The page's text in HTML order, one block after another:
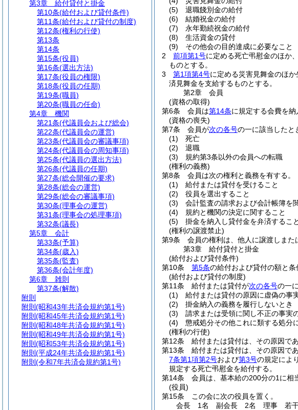
(5)
退職餞別金の給付
(6)
結婚祝金の給付
(7)
永年勤続祝金の給付
(8)
生活資金の貸付
(9)
その他会の目的達成に必要なこと
2
前項第1号に定める死亡弔慰金のほか
ものとする。
3
第1項第4号に定める災害見舞金のほ
済見舞金を支給するものとする。
第2章
会員
(資格の取得)
第6条
会員は第14条に規定する会費を納
(資格の喪失)
第7条
会員が次の各号の一に該当したと
(1)
死亡
(2)
退職
(3)
規約第3条以外の会員への転職
(権利の義務)
第8条
会員は次の権利と義務を有する。
(1)
給付または貸付を受けること
(2)
役員を選出すること
(3)
会計監査の請求および会計帳簿を
(4)
規約と機関の決定に関すること
(5)
掛金を納入し貸付金を弁済すること
(権利の譲渡禁止)
第9条
会員の権利は、他人に譲渡しまた
第3章
給付貸付と掛金
(給付および貸付条件)
第10条
第5条の給付および貸付の額と条
(給付および貸付の制度)
第11条
給付または貸付が次の各号の一
(1)
給付または貸付の原因に虚偽の事
(2)
掛金納入の義務を履行しないとき
(3)
請求または受領に関し不正の事実
(4)
懲戒処分その他これに類する処分
(権利の行使)
第12条
給付または貸付は、その原因で
第13条
給付または貸付は、その原因で
7条第1項第2号および第3号の規定によ
規定する死亡弔慰金を給付する。
第14条
会員は、基本給の200分の1に相
(役員)
第15条
この会に次の役員を置く。
会長 1名 副会長 2名 理事 若干
第3章
給付貸付と掛金
第10条(給付および貸付条件)
第11条(給付および貸付の制度)
第12条(権利の行使)
第13条
第14条
第15条(役員)
第16条(選出方法)
第17条(役員の権限)
第18条(役員の任期)
第19条(職員)
第20条(職員の任命)
第4章
機関
第21条(代議員会および総会)
第22条(代議員会の運営)
第23条(代議員会の審議事項)
第24条(代議員会の周知事項)
第25条(代議員の選出方法)
第26条(代議員の任期)
第27条(総会開催の要求)
第28条(総会の運営)
第29条(総会の審議事項)
第30条(理事会の運営)
第31条(理事会の処理事項)
第32条(議長)
第5章
会計
第33条(予算)
第34条(歳入)
第35条(監査)
第36条(会計年度)
第6章
雑則
第37条(解散)
附則
附則 (昭和43年共済会規約第1号)
附則 (昭和45年共済会規約第1号)
附則 (昭和48年共済会規約第1号)
附則 (昭和49年共済会規約第1号)
附則 (昭和53年共済会規約第1号)
附則 (平成24年共済会規約第1号)
附則 (令和7年共済会規約第1号)